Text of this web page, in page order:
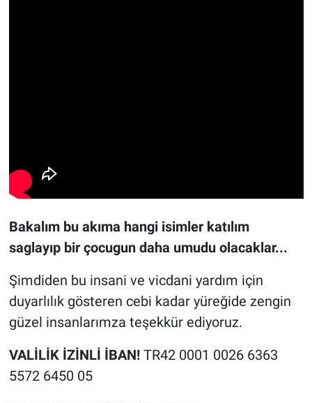
Bakalım bu akıma hangi isimler katılım
saglayıp bir çocugun daha umudu olacaklar...
Şimdiden bu insani ve vicdani yardım için
duyarlılık gösteren cebi kadar yüreğide zengin
güzel insanlarımza teşekkür ediyoruz.
VALİLİK İZİNLİ İBAN!TR42 0001 0026 6363
5572 6450 05